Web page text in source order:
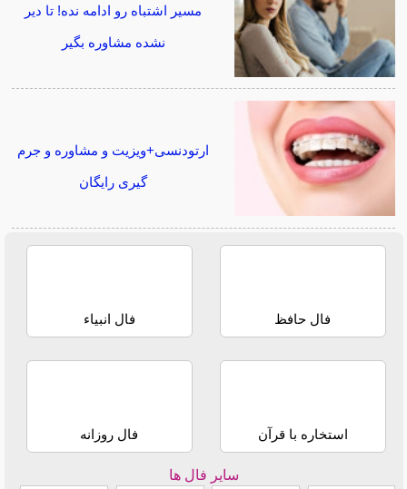
مسیر اشتباه رو ادامه نده! تا دیر
نشده مشاوره بگیر
ارتودنسی+ویزیت و مشاوره و جرم
گیری رایگان
فال حافظ فال انبیاء
استخاره با قرآن فال روزانه
سایر فال ها